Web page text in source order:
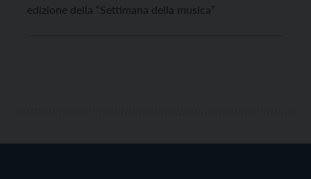
edizione della “Settimana della musica”